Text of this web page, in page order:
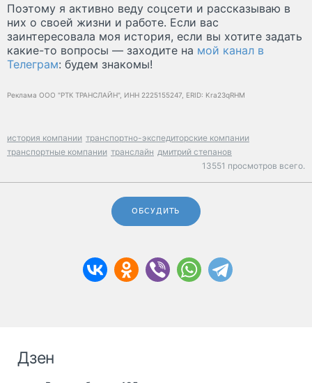
Поэтому я активно веду соцсети и рассказываю в
них о своей жизни и работе. Если вас
заинтересовала моя история, если вы хотите задать
какие-то вопросы — заходите на мой канал в
Телеграм: будем знакомы!
Реклама ООО "РТК ТРАНСЛАЙН", ИНН 2225155247, ERID: Kra23qRHM
история компании транспортно-экспедиторские компании
транспортные компании транслайн дмитрий степанов
13551 просмотров всего.
ОБСУДИТЬ
Дзен